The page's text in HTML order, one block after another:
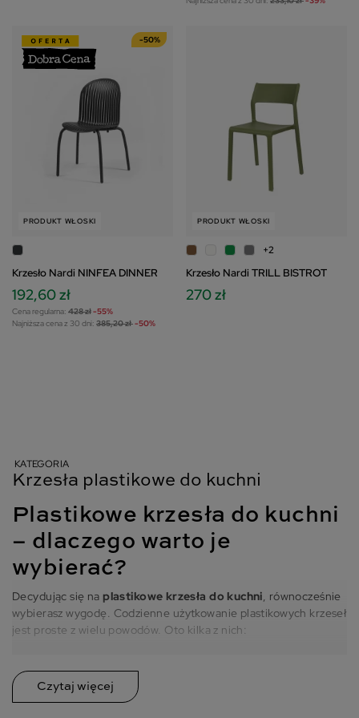
-50%
PRODUKT WŁOSKI
Krzesło Nardi NINFEA DINNER
192,60 zł
Cena regularna: 428 zł-55%
Najniższa cena z 30 dni: 385,20 zł-50%
PRODUKT WŁOSKI
+2
Krzesło Nardi TRILL BISTROT
270 zł
KATEGORIA
Krzesła plastikowe do kuchni
Plastikowe krzesła do kuchni
– dlaczego warto je
wybierać?
Decydując się naplastikowe krzesła do kuchni, równocześnie
wybierasz wygodę. Codzienne użytkowanie plastikowych krzeseł
jest proste z wielu powodów. Oto kilka z nich:
narażone na zabrudzenia i działanie wody. Tradycyjne krzesła
tapicerowane mogą się zniszczyć w takich warunkach.